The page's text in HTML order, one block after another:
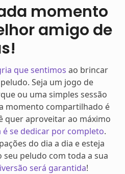
momento
amigo de
que sentimos ao brincar
Seja um jogo de
ou uma simples sessão
momento compartilhado é
quer aproveitar ao máximo
é se dedicar por completo.
do dia a dia e esteja
peludo com toda a sua
será garantida!